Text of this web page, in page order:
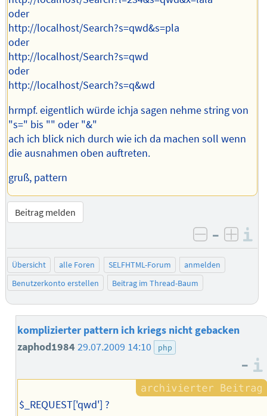
oder
http://localhost/Search?s=qwd&s=pla
oder
http://localhost/Search?s=qwd
oder
http://localhost/Search?s=q&wd
hrmpf. eigentlich würde ichja sagen nehme string von
"s=" bis "" oder "&"
ach ich blick nich durch wie ich da machen soll wenn
die ausnahmen oben auftreten.
gruß, pattern
Beitrag melden
negativ
–
Übersicht alle Foren SELFHTML-Forum
anmelden
Benutzerkonto erstellen
Beitrag im Thread-Baum
komplizierter pattern ich kriegs nicht gebacken
zaphod198429.07.2009 14:10 php
–
$_REQUEST['qwd'] ?